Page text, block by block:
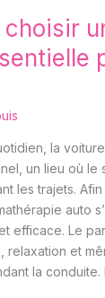
choisir
la
un lieu où le
les trajets.
auto
efficace. Le
et
la conduite.